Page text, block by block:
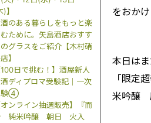
】
のある暮らしをもっと楽
むために。矢島酒店おすす
グラスをご紹介【木村硝
】
100日で挑む！】酒屋新人
ディプロマ受験記｜一次
験④
オンライン抽選販売】『而
純米吟醸 朝日 火入
をおかけ
本日は
「限定
米吟醸